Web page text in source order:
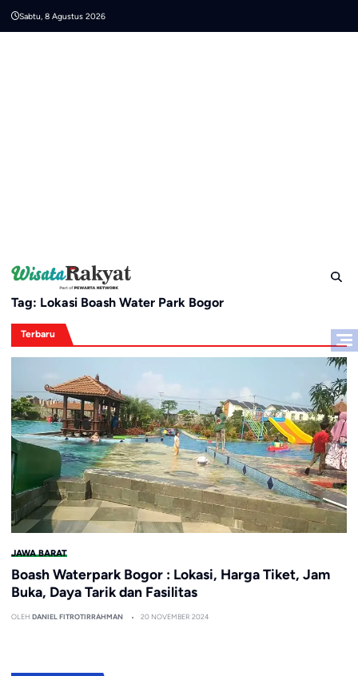
Sabtu, 8 Agustus 2026
Tag: Lokasi Boash Water Park Bogor
Terbaru
JAWA BARAT
Boash Waterpark Bogor : Lokasi, Harga Tiket, Jam
Buka, Daya Tarik dan Fasilitas
OLEH DANIEL FITROTIRRAHMAN 20 NOVEMBER 2024